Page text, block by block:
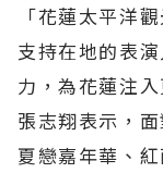
「花蓮太平洋
支持在地的表
力，為花蓮注
張志翔表示，
夏戀嘉年華、